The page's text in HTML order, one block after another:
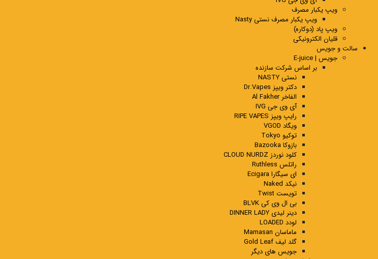
ویپ یکبار مصرف
ویپ یکبار مصرف نستی Nasty
ویپ پاد (دوکاره)
قلیان الکترونیکی
سالت و جویس
جویس | E-juice
بر اساس شرکت سازنده
نستی NASTY
دکتر ویپز Dr.Vapes
الفاخر Al Fakher
آی وی جی IVG
رایپ ویپز RIPE VAPES
ویگاد VGOD
توکیو Tokyo
بازوکا Bazooka
کلود نوردز CLOUD NURDZ
راتلس Ruthless
ای سیگارا Ecigara
نیکد Naked
تویست Twist
بی ال وی کی BLVK
دینر لیدی DINNER LADY
لودد LOADED
ماماسان Mamasan
گلد لیف Gold Leaf
جویس های دیگر